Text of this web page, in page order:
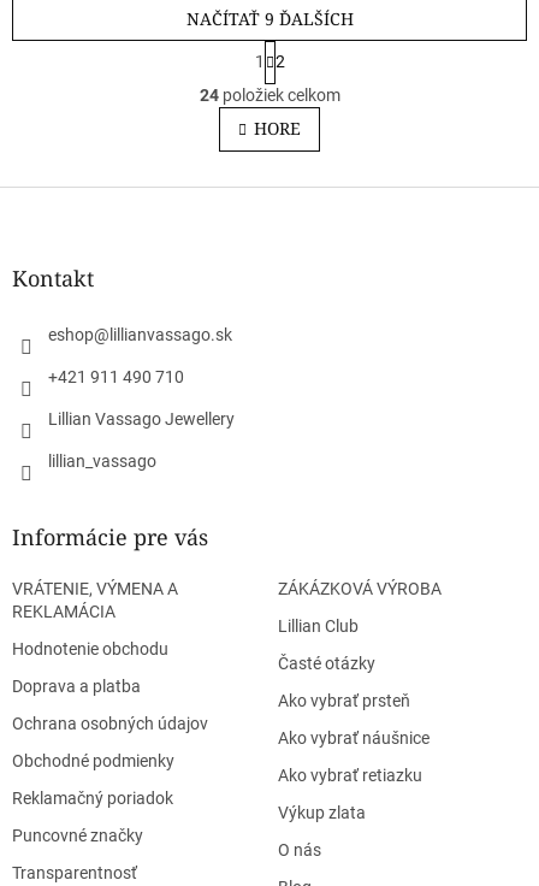
O
v
l
á
a
NAČÍTAŤ 9 ĎALŠÍCH
S
t
r
á
n
k
v
1
2
24položiek celkom
HORE
Z
Kontakt
eshop@ lillianvassago.sk
+421 911 490 710
Lillian Vassago Jewellery
lillian_vassago
Informácie pre vás
VRÁTENIE, VÝMENA A
REKLAMÁCIA
Hodnotenie obchodu
Doprava a platba
Ochrana osobných údajov
Obchodné podmienky
Reklamačný poriadok
Puncovné značky
Transparentnosť
ZÁKÁZKOVÁ VÝROBA
Lillian Club
Časté otázky
Ako vybrať prsteň
Ako vybrať náušnice
Ako vybrať retiazku
Výkup zlata
O nás